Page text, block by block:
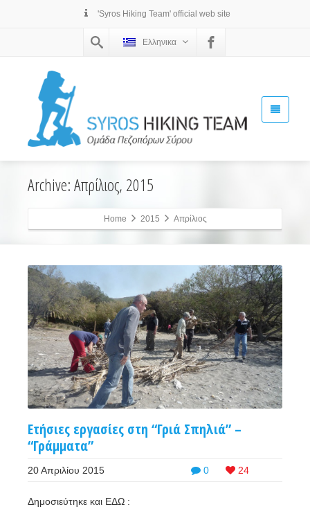
'Syros Hiking Team' official web site
Ελληνικα
Archive: Απρίλιος, 2015
Home 2015 Απρίλιος
Ετήσιες εργασίες στη “Γριά Σπηλιά” –
“Γράμματα”
0 24
20 Απριλίου 2015
Δημοσιεύτηκε και ΕΔΩ :